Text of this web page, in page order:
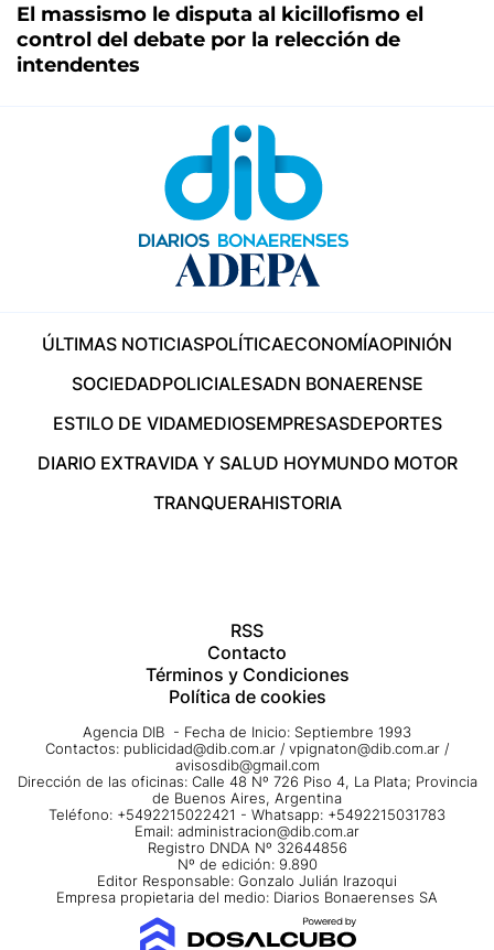
El massismo le disputa al kicillofismo el
control del debate por la relección de
intendentes
ÚLTIMAS NOTICIASPOLÍTICAECONOMÍAOPINIÓN
SOCIEDADPOLICIALESADN BONAERENSE
ESTILO DE VIDAMEDIOSEMPRESASDEPORTES
DIARIO EXTRAVIDA Y SALUD HOYMUNDO MOTOR
TRANQUERAHISTORIA
RSS
Contacto
Términos y Condiciones
Política de cookies
Agencia DIB - Fecha de Inicio: Septiembre 1993
Contactos: publicidad@dib.com.ar / vpignaton@dib.com.ar /
avisosdib@gmail.com
Dirección de las oficinas: Calle 48 Nº 726 Piso 4, La Plata; Provincia
de Buenos Aires, Argentina
Teléfono: +5492215022421 - Whatsapp: +5492215031783
Email: administracion@dib.com.ar
Registro DNDA Nº 32644856
Nº de edición: 9.890
Editor Responsable: Gonzalo Julián Irazoqui
Empresa propietaria del medio: Diarios Bonaerenses SA